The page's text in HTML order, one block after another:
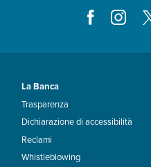
La Banca
Trasparenza
Dichiarazione di accessibilità
Reclami
Whistleblowing